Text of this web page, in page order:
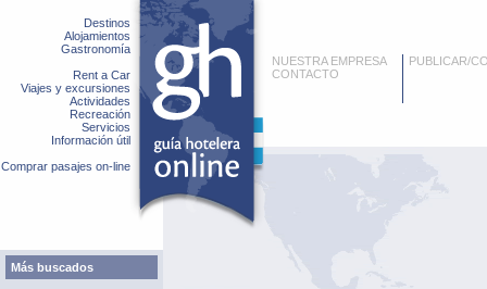
Destinos
Alojamientos
Gastronomía
Rent a Car
Viajes y excursiones
Actividades
Recreación
Servicios
Información útil
Comprar pasajes on-line
Más buscados
NUESTRA EMPRESA
CONTACTO
PUBLICAR/